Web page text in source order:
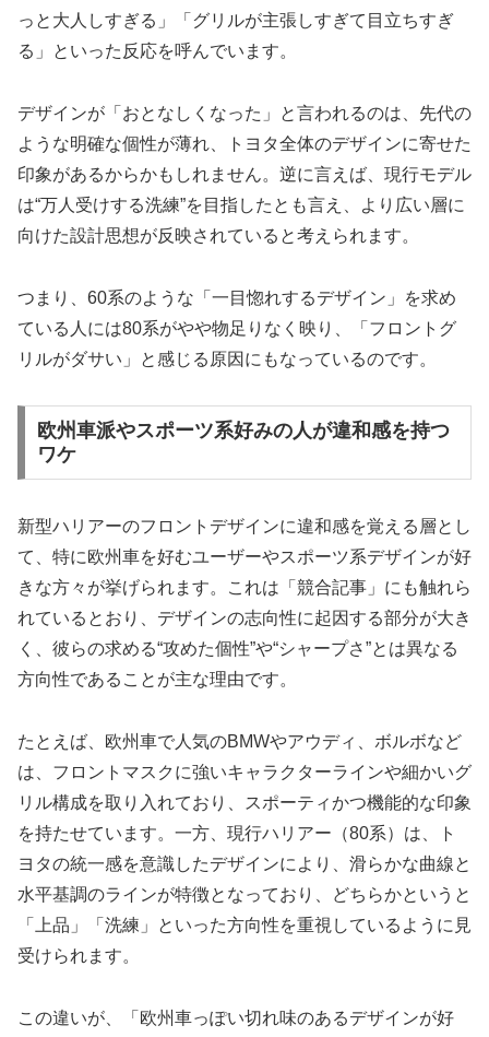
っと大人しすぎる」「グリルが主張しすぎて目立ちすぎ
る」といった反応を呼んでいます。
デザインが「おとなしくなった」と言われるのは、先代の
ような明確な個性が薄れ、トヨタ全体のデザインに寄せた
印象があるからかもしれません。逆に言えば、現行モデル
は“万人受けする洗練”を目指したとも言え、より広い層に
向けた設計思想が反映されていると考えられます。
つまり、60系のような「一目惚れするデザイン」を求め
ている人には80系がやや物足りなく映り、「フロントグ
リルがダサい」と感じる原因にもなっているのです。
欧州車派やスポーツ系好みの人が違和感を持つ
ワケ
新型ハリアーのフロントデザインに違和感を覚える層とし
て、特に欧州車を好むユーザーやスポーツ系デザインが好
きな方々が挙げられます。これは「競合記事」にも触れら
れているとおり、デザインの志向性に起因する部分が大き
く、彼らの求める“攻めた個性”や“シャープさ”とは異なる
方向性であることが主な理由です。
たとえば、欧州車で人気のBMWやアウディ、ボルボなど
は、フロントマスクに強いキャラクターラインや細かいグ
リル構成を取り入れており、スポーティかつ機能的な印象
を持たせています。一方、現行ハリアー（80系）は、ト
ヨタの統一感を意識したデザインにより、滑らかな曲線と
水平基調のラインが特徴となっており、どちらかというと
「上品」「洗練」といった方向性を重視しているように見
受けられます。
この違いが、「欧州車っぽい切れ味のあるデザインが好